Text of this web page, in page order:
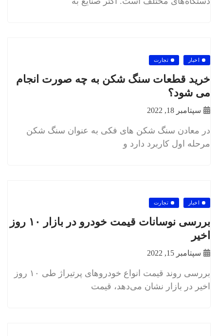
اخبار تجارت
خرید قطعات سنگ شکن به چه صورت انجام
می شود؟
سپتامبر 18, 2022
در معادن سنگ شکن های فکی به عنوان سنگ شکن
مرحله اول کاربرد دارد و
اخبار تجارت
بررسی نوسانات قیمت خودرو در بازار ۱۰ روز
اخیر
سپتامبر 15, 2022
بررسی روند قیمت انواع خودروهای پرتیراژ طی ۱۰ روز
اخیر در بازار نشان می‌دهد، قیمت